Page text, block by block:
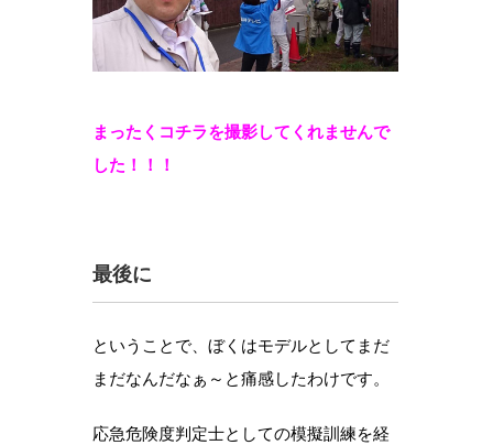
まったくコチラを撮影してくれませんで
した！！！
最後に
ということで、ぼくはモデルとしてまだ
まだなんだなぁ～と痛感したわけです。
応急危険度判定士としての模擬訓練を経